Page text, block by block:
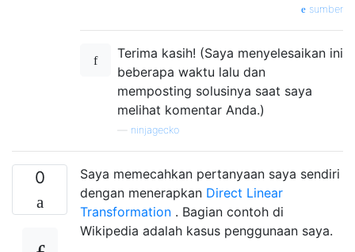
sumber
Terima kasih! (Saya menyelesaikan ini
beberapa waktu lalu dan
memposting solusinya saat saya
melihat komentar Anda.)
ninjagecko
0
Saya memecahkan pertanyaan saya sendiri
dengan menerapkan Direct Linear
Transformation . Bagian contoh di
Wikipedia adalah kasus penggunaan saya.